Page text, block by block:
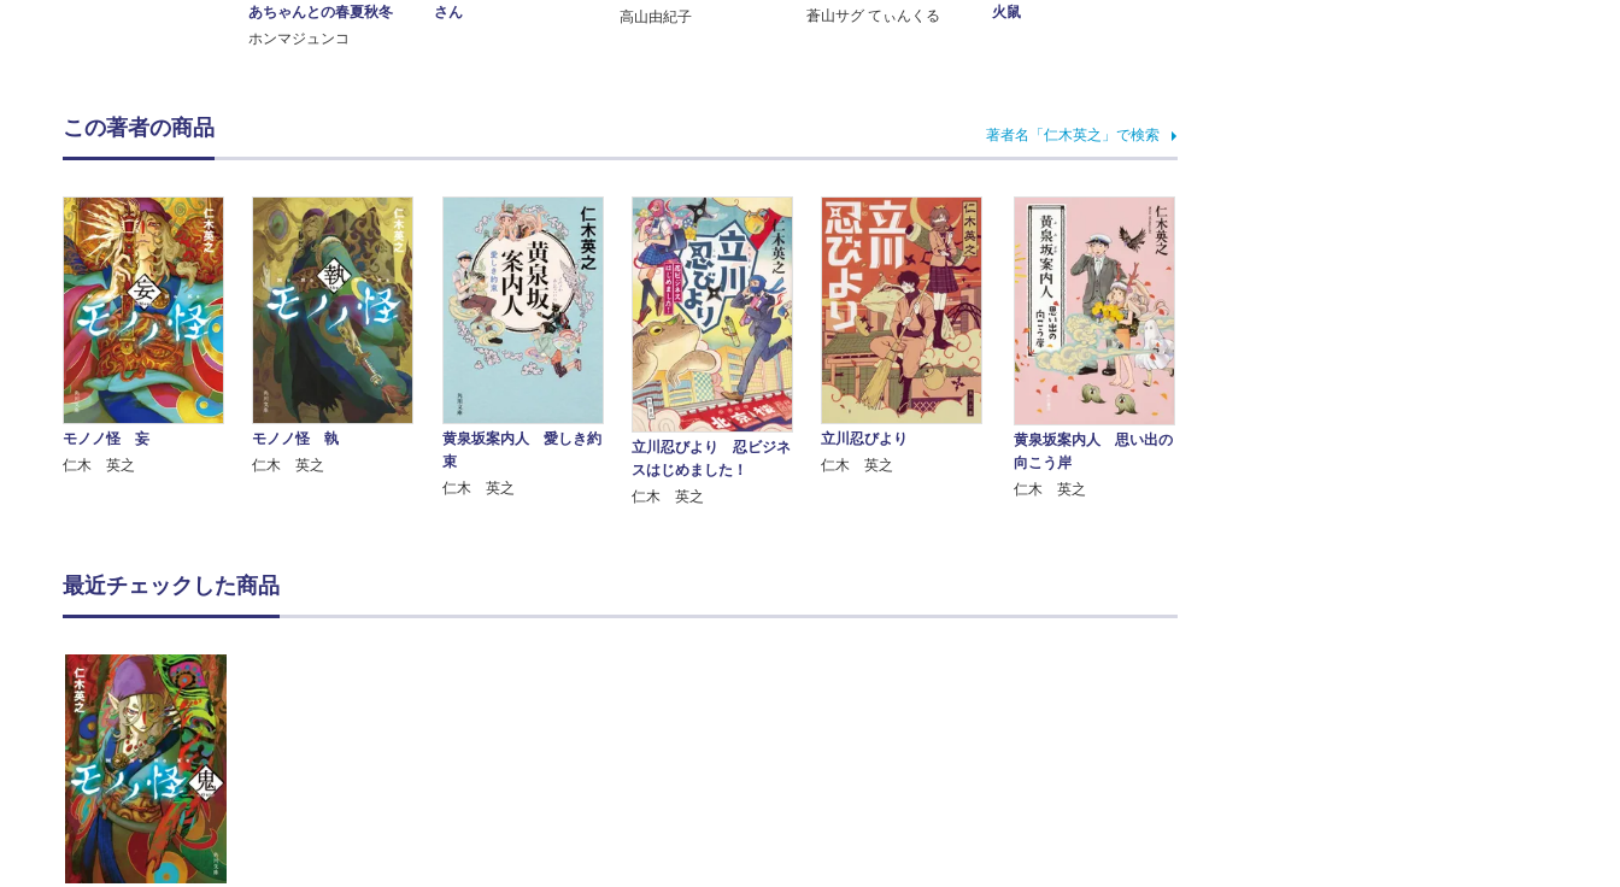
あちゃんとの春夏秋冬
ホンマジュンコ
さん
高山由紀子
蒼山サグ てぃんくる
火鼠
この著者の商品 著者名「仁木英之」で検索
モノノ怪 妄
仁木 英之
モノノ怪 執
仁木 英之
黄泉坂案内人 愛しき約
束
仁木 英之
立川忍びより 忍ビジネ
スはじめました！
仁木 英之
立川忍びより
仁木 英之
黄泉坂案内人 思い出の
向こう岸
仁木 英之
最近チェックした商品